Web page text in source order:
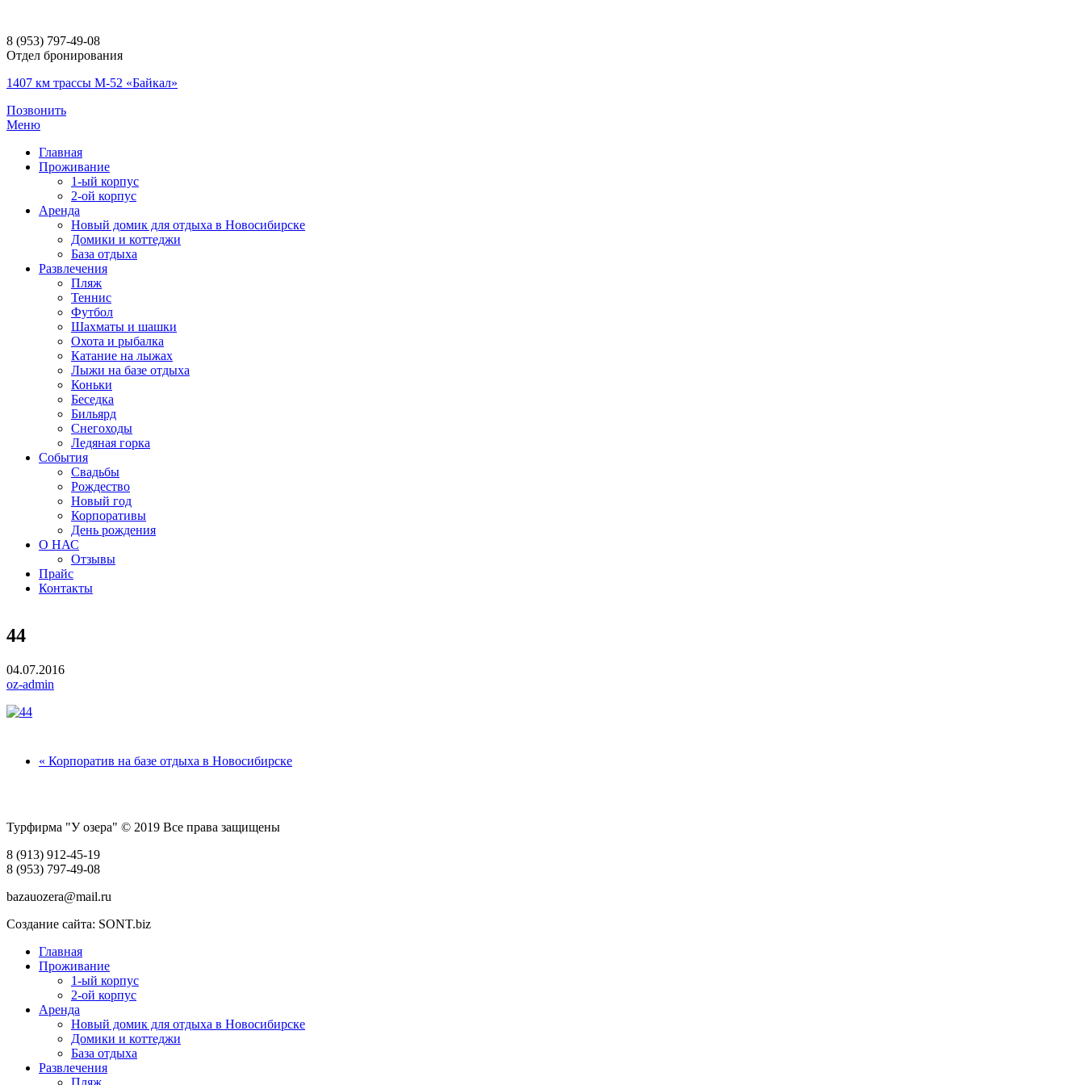
8 (953) 797-49-08
Отдел бронирования
1407 км трассы М-52 «Байкал»
Позвонить
Меню
Главная
Проживание
1-ый корпус
2-ой корпус
Аренда
Новый домик для отдыха в Новосибирске
Домики и коттеджи
База отдыха
Развлечения
Пляж
Теннис
Футбол
Шахматы и шашки
Охота и рыбалка
Катание на лыжах
Лыжи на базе отдыха
Коньки
Беседка
Бильярд
Снегоходы
Ледяная горка
События
Свадьбы
Рождество
Новый год
Корпоративы
День рождения
О НАС
Отзывы
Прайс
Контакты
44
04.07.2016
oz-admin
« Корпоратив на базе отдыха в Новосибирске
Турфирма "У озера" © 2019 Все права защищены
8 (913) 912-45-19
8 (953) 797-49-08
bazauozera@mail.ru
Создание сайта: SONT.biz
Главная
Проживание
1-ый корпус
2-ой корпус
Аренда
Новый домик для отдыха в Новосибирске
Домики и коттеджи
База отдыха
Развлечения
Пляж